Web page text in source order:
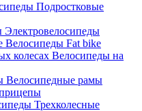
Подростковые
Электровелосипеды
Велосипеды Fat bike
Велосипеды на
Велосипедные рамы
Трехколесные